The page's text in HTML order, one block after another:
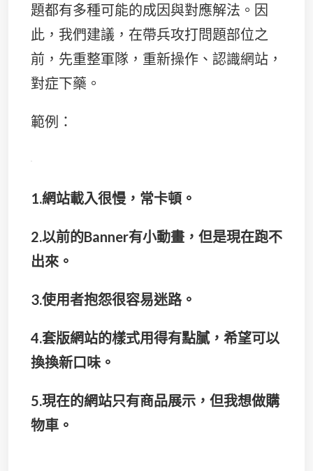
題都有多種可能的成因與對應解法。因
此，我們建議，在帶兵攻打問題部位之
前，先重整軍隊，重新操作、認識網站，
對症下藥。
範例：
1.網站載入很慢，常卡頓。
2.以前的Banner有小動畫，但是現在跑不
出來。
3.使用者抱怨很容易迷路。
4.套版網站的樣式用得有點膩，希望可以
換換新口味。
5.現在的網站只有商品展示，但我想做購
物車。